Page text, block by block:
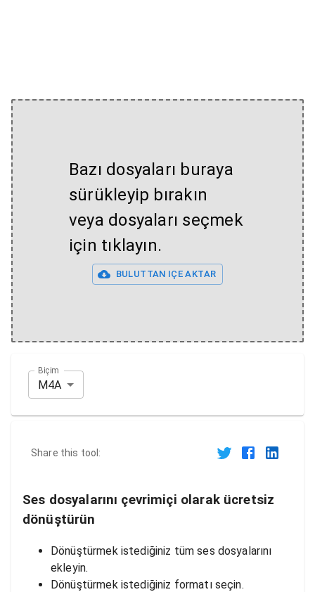
Bazı dosyaları buraya
sürükleyip bırakın
veya dosyaları seçmek
için tıklayın.
BULUTTAN IÇE AKTAR
Biçim
M4A
Share this tool:
Ses dosyalarını çevrimiçi olarak ücretsiz
dönüştürün
Dönüştürmek istediğiniz tüm ses dosyalarını
ekleyin.
Dönüştürmek istediğiniz formatı seçin.